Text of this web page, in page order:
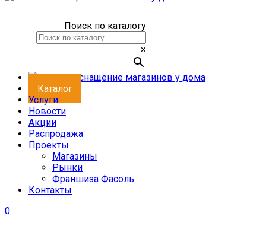
Поиск по каталогу
×
Каталог
Услуги
Новости
Акции
Распродажа
Проекты
Магазины
Рынки
Франшиза Фасоль
Контакты
0